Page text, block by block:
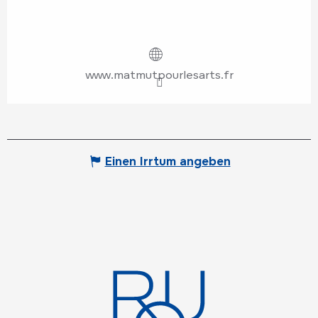
www.matmutpourlesarts.fr
Einen Irrtum angeben